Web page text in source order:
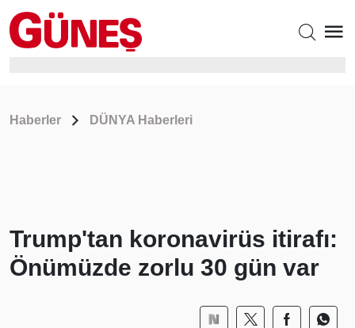
Haberler DÜNYA Haberleri
Trump'tan koronavirüs itirafı:
Önümüzde zorlu 30 gün var